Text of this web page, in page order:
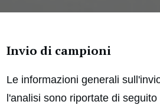
Invio di campioni
Le informazioni generali
l'analisi sono riportate di